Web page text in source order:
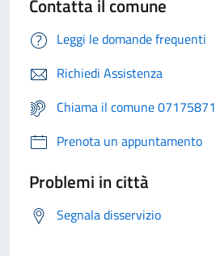
Contatta il comune
Leggi le domande frequenti
Richiedi Assistenza
Chiama il comune 07175871
Prenota un appuntamento
Problemi in città
Segnala disservizio